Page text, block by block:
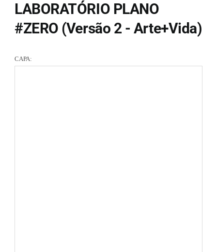
LABORATÓRIO PLANO
#ZERO (Versão 2 - Arte+Vida)
CAPA: